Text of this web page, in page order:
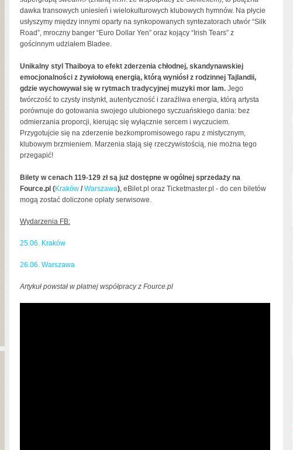
dawka transowych uniesień i wielokulturowych klubowych hymnów. Na płycie
usłyszymy między innymi oparty na synkopowanych syntezatorach utwór “Silk
Road”, mroczny banger “Euro Dollar Yen” oraz kojący “Irish Tears” z
gościnnym udziałem Bladee.
Unikalny styl Thaiboya to efekt zderzenia chłodnej, skandynawskiej
emocjonalności z żywiołową energią, którą wyniósł z rodzinnej Tajlandii,
gdzie wychowywał się w rytmach tradycyjnej muzyki mor lam. Jego
twórczość to czysty instynkt, autentyczność i zaraźliwa energia, którą artysta
porównuje do gotowania swojego ulubionego syczuańskiego dania: bez
odmierzania proporcji, kierując się wyłącznie sercem i wyczuciem.
Przygotujcie się na zderzenie bezkompromisowego rapu z mistycznym,
klubowym brzmieniem. Marzenia stają się rzeczywistością, nie można tego
przegapić!
Bilety w cenach 119-129 zł są już dostępne w ogólnej sprzedaży na
Fource.pl (Kraków / Warszawa), eBilet.pl oraz Ticketmaster.pl - do cen biletów
mogą zostać doliczone opłaty serwisowe.
Wydarzenia FB:
25.06. Kraków
26.06. Warszawa
Artykuł powstał w płatnej współpracy z Fource.pl